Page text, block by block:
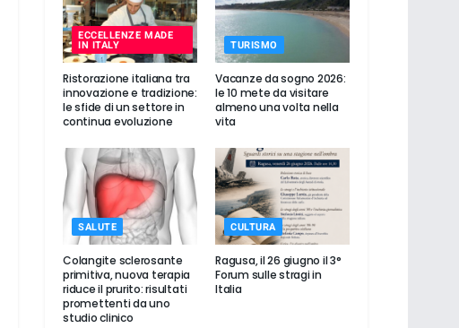
ECCELLENZE MADE
IN ITALY
Ristorazione italiana tra
innovazione e tradizione:
le sfide di un settore in
continua evoluzione
TURISMO
Vacanze da sogno 2026:
le 10 mete da visitare
almeno una volta nella
vita
SALUTE
Colangite sclerosante
primitiva, nuova terapia
riduce il prurito: risultati
promettenti da uno
studio clinico
CULTURA
Ragusa, il 26 giugno il 3°
Forum sulle stragi in
Italia